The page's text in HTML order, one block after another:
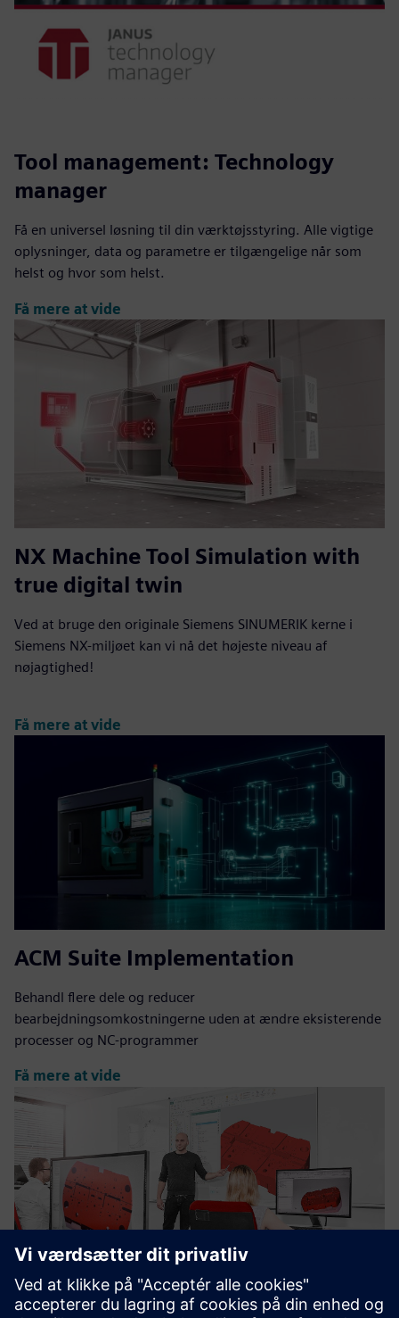
Tool management: Technology
manager
Få en universel løsning til din værktøjsstyring. Alle vigtige
oplysninger, data og parametre er tilgængelige når som
helst og hvor som helst.
Få mere at vide
NX Machine Tool Simulation with
true digital twin
Ved at bruge den originale Siemens SINUMERIK kerne i
Siemens NX-miljøet kan vi nå det højeste niveau af
nøjagtighed!
Få mere at vide
ACM Suite Implementation
Behandl flere dele og reducer
bearbejdningsomkostningerne uden at ændre eksisterende
processer og NC-programmer
Få mere at vide